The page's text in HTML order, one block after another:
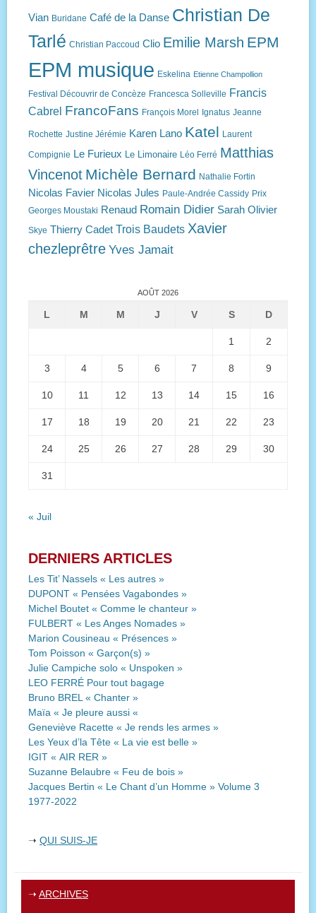
Vian Buridane Café de la Danse Christian De
Tarlé Christian Paccoud Clio Emilie Marsh EPM
EPM musique Eskelina Etienne Champollion
Festival Découvrir de Concèze Francesca Solleville Francis
Cabrel FrancoFans François Morel Ignatus Jeanne
Rochette Justine Jérémie Karen Lano Katel Laurent
Compignie Le Furieux Le Limonaire Léo Ferré Matthias
Vincenot Michèle Bernard Nathalie Fortin
Nicolas Favier Nicolas Jules Paule-Andrée Cassidy Prix
Georges Moustaki Renaud Romain Didier Sarah Olivier
Skye Thierry Cadet Trois Baudets Xavier
chezleprêtre Yves Jamait
AOÛT 2026
L M M J V S D
1 2
3 4 5 6 7 8 9
10 11 12 13 14 15 16
17 18 19 20 21 22 23
24 25 26 27 28 29 30
31
« Juil
DERNIERS ARTICLES
Les Tit’ Nassels « Les autres »
DUPONT « Pensées Vagabondes »
Michel Boutet « Comme le chanteur »
FULBERT « Les Anges Nomades »
Marion Cousineau « Présences »
Tom Poisson « Garçon(s) »
Julie Campiche solo « Unspoken »
LEO FERRÉ Pour tout bagage
Bruno BREL « Chanter »
Maïa « Je pleure aussi «
Geneviève Racette « Je rends les armes »
Les Yeux d’la Tête « La vie est belle »
IGIT « AIR RER »
Suzanne Belaubre « Feu de bois »
Jacques Bertin « Le Chant d’un Homme » Volume 3
1977-2022
➝ QUI SUIS-JE
➝ ARCHIVES